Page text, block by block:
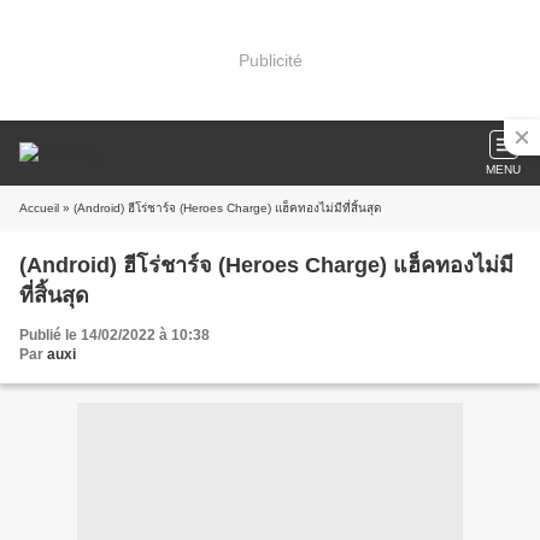
Publicité
MENU
Accueil » (Android) ฮีโร่ชาร์จ (Heroes Charge) แฮ็คทองไม่มีที่สิ้นสุด
(Android) ฮีโร่ชาร์จ (Heroes Charge) แฮ็คทองไม่มี
ที่สิ้นสุด
Publié le 14/02/2022 à 10:38
Par auxi